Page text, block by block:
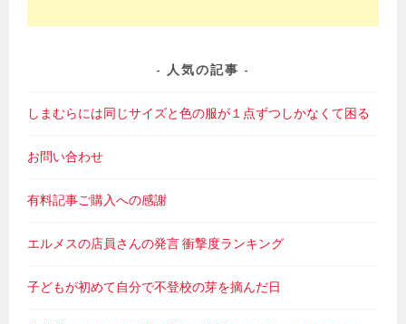
人気の記事
しまむらには同じサイズと色の服が１点ずつしかなくて困る
お問い合わせ
有料記事ご購入への感謝
エルメスの店員さんの発言 衝撃度ランキング
子どもが初めて自分で不登校の芽を摘んだ日